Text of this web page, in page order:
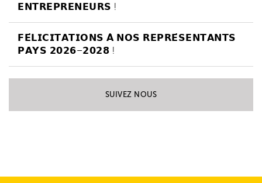
𝗘𝗡𝗧𝗥𝗘𝗣𝗥𝗘𝗡𝗘𝗨𝗥𝗦 !
𝗙𝗘́𝗟𝗜𝗖𝗜𝗧𝗔𝗧𝗜𝗢𝗡𝗦 𝗔̀ 𝗡𝗢𝗦 𝗥𝗘𝗣𝗥𝗘́𝗦𝗘𝗡𝗧𝗔𝗡𝗧𝗦
𝗣𝗔𝗬𝗦 𝟮𝟬𝟮𝟲–𝟮𝟬𝟮𝟴 !
SUIVEZ NOUS